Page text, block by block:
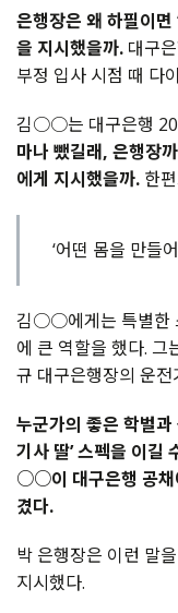
은행장은 왜 하필이
을 지시했을까. 대구
부정 입사 시점 때 다
김○○는 대구은행
마나 뺐길래, 은행장
에게 지시했을까. 한
‘어떤 몸을 만들
김○○에게는 특별한
에 큰 역할을 했다. 그
규 대구은행장의 운전
누군가의 좋은 학벌과
기사 딸’ 스펙을 이길
○○이 대구은행 공채
겼다.
박 은행장은 이런 말
지시했다.